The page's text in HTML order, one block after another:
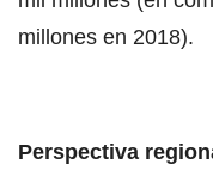
millones en 2018).
Perspectiva